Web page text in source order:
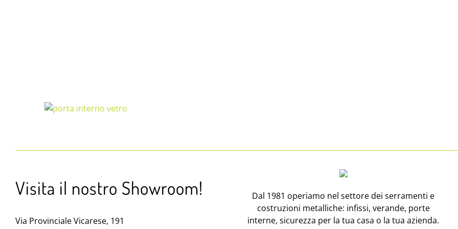
Visita il nostro Showroom!
Via Provinciale Vicarese, 191
Dal 1981 operiamo nel settore dei serramenti e
costruzioni metalliche: infissi, verande, porte
interne, sicurezza per la tua casa o la tua azienda.